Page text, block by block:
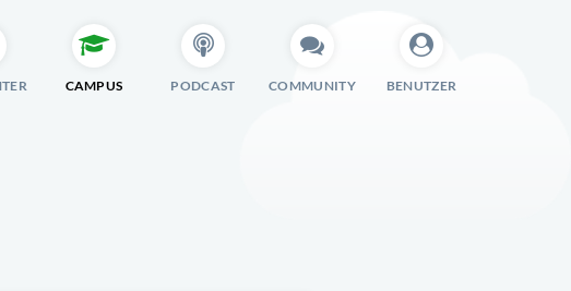
CAMPUS PODCAST COMMUNITY BENUTZER